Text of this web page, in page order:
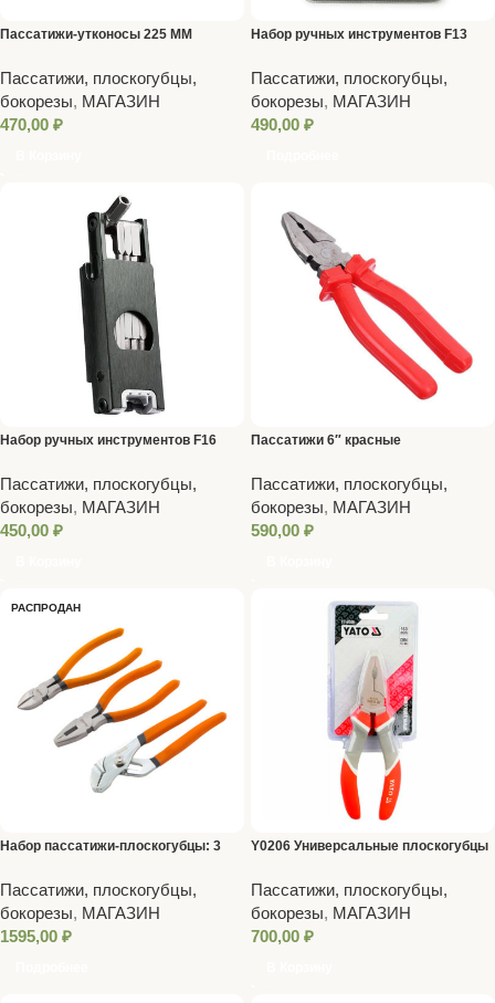
Пассатижи-утконосы 225 ММ
Пассатижи, плоскогубцы,
бокорезы, МАГАЗИН
470,00 ₽
Набор ручных инструментов F13
Пассатижи, плоскогубцы,
бокорезы, МАГАЗИН
490,00 ₽
Набор ручных инструментов F16
Пассатижи, плоскогубцы,
бокорезы, МАГАЗИН
450,00 ₽
Пассатижи 6″ красные
Пассатижи, плоскогубцы,
бокорезы, МАГАЗИН
590,00 ₽
РАСПРОДАН
Набор пассатижи-плоскогубцы: 3
Пассатижи, плоскогубцы,
бокорезы, МАГАЗИН
1595,00 ₽
Y0206 Универсальные плоскогубцы
Пассатижи, плоскогубцы,
бокорезы, МАГАЗИН
700,00 ₽